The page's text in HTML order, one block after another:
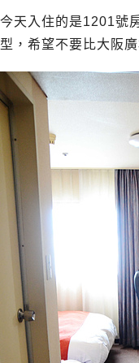
今天入住的是1201號
型，希望不要比大阪